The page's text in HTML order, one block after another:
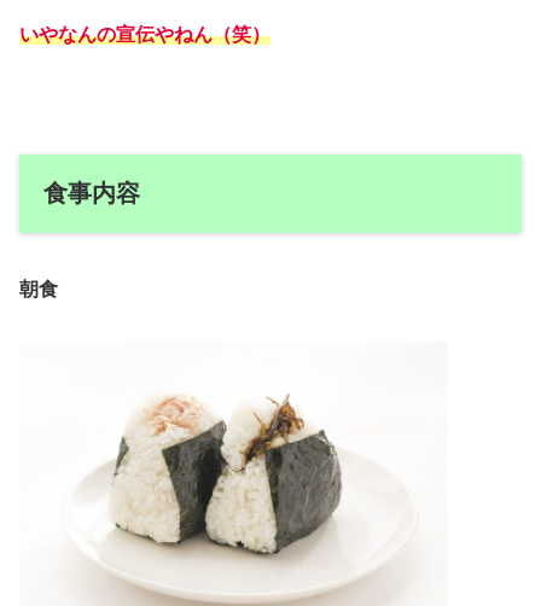
いやなんの宣伝やねん（笑）
食事内容
朝食